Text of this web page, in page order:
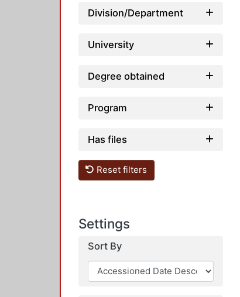
Division/Department
University
Degree obtained
Program
Has files
Reset filters
Settings
Sort By